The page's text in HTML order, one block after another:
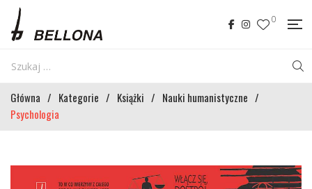
0
Główna / Kategorie / Książki / Nauki humanistyczne /
Psychologia